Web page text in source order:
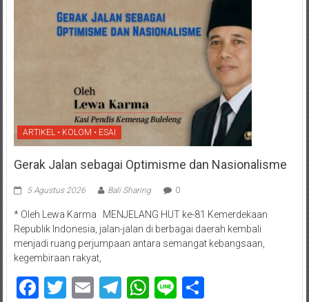
ARTIKEL • KOLOM • ESAI
Gerak Jalan sebagai Optimisme dan Nasionalisme
5 Agustus 2026 Bali Sharing 0
* Oleh Lewa Karma MENJELANG HUT ke-81 Kemerdekaan
Republik Indonesia, jalan-jalan di berbagai daerah kembali
menjadi ruang perjumpaan antara semangat kebangsaan,
kegembiraan rakyat,
Facebook
Twitter
EmailTelegram
WhatsApp
LineShare